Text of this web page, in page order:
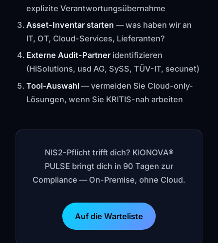
explizite Verantwortungsübernahme
Asset-Inventar starten — was haben wir an
IT, OT, Cloud-Services, Lieferanten?
Externe Audit-Partneridentifizieren
(HiSolutions, usd AG, SySS, TÜV-IT, secunet)
Tool-Auswahl — vermeiden Sie Cloud-only-
Lösungen, wenn Sie KRITIS-nah arbeiten
NIS2-Pflicht trifft dich? KIONOVA®
PULSE bringt dich in 90 Tagen zur
Compliance — On-Premise, ohne Cloud.
Auf die Warteliste